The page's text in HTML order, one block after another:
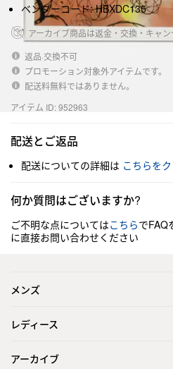
ベンダーコード: HBXDC135
アーカイブ商品は返金・交換・キャ
返品·交換不可
プロモーション対象外アイテムです。
配送料無料ではありません。
アイテム ID: 952963
配送とご返品
配送についての詳細は こちらを
何か質問はございますか?
ご不明な点についてはこちらでFAQ
に直接お問い合わせください
メンズ
レディース
アーカイブ